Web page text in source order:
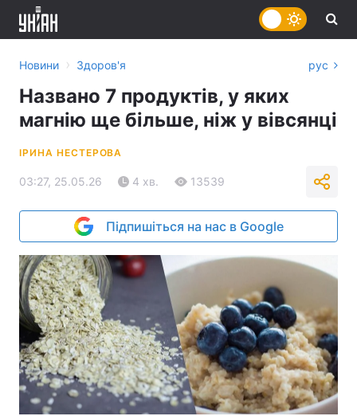
Новини › Здоров'я рус
Названо 7 продуктів, у яких
магнію ще більше, ніж у вівсянці
ІРИНА НЕСТЕРОВА
03:27, 25.05.26 4 хв. 13539
Підпишіться на нас в Google